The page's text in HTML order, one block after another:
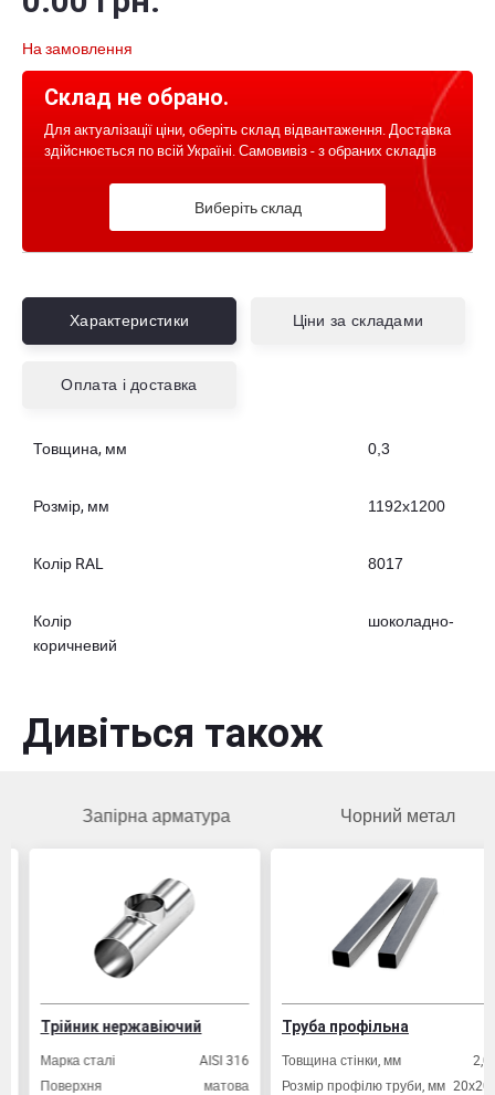
На замовлення
Склад не обрано.
Для актуалізації ціни, оберіть склад відвантаження. Доставка
здійснюється по всій Україні. Самовивіз - з обраних складів
Виберіть склад
Характеристики Ціни за складами
Оплата і доставка
Товщина, мм 0,3
Розмір, мм 1192х1200
Колір RAL 8017
Колір
шоколадно-
коричневий
Дивіться також
Запірна арматура
Трійник нержавіючий
Марка сталі
AISI 316
Поверхня
матова
Чорний метал
Труба профільна
Товщина стінки, мм
2,0
Розмір профілю труби, мм 20х20